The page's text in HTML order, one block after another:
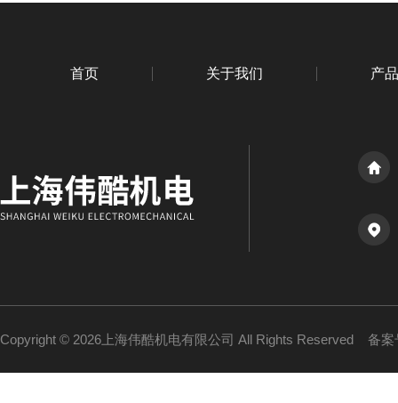
首页 关于我们 产
Copyright © 2026上海伟酷机电有限公司 All Rights Reserved 备案